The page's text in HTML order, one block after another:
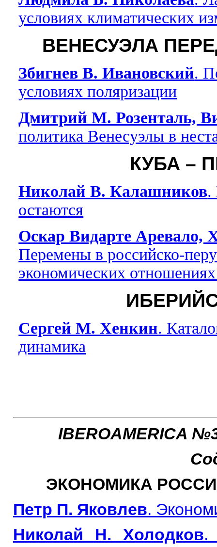
условиях климатических
ВЕНЕСУЭЛА
Збигнев В. Ивановский.
условиях поляризации
Дмитрий М. Розенталь,
политика Венесуэлы в
КУБА –
Николай В. Калашников.
остаются
Оскар Видарте Аревало,
Перемены в российско-
экономических
Сергей М. Хенкин.
динамика
IBEROAMERICA
ЭКОНОМИКА
Петр П. Яковлев.
Николай Н. Холодков.